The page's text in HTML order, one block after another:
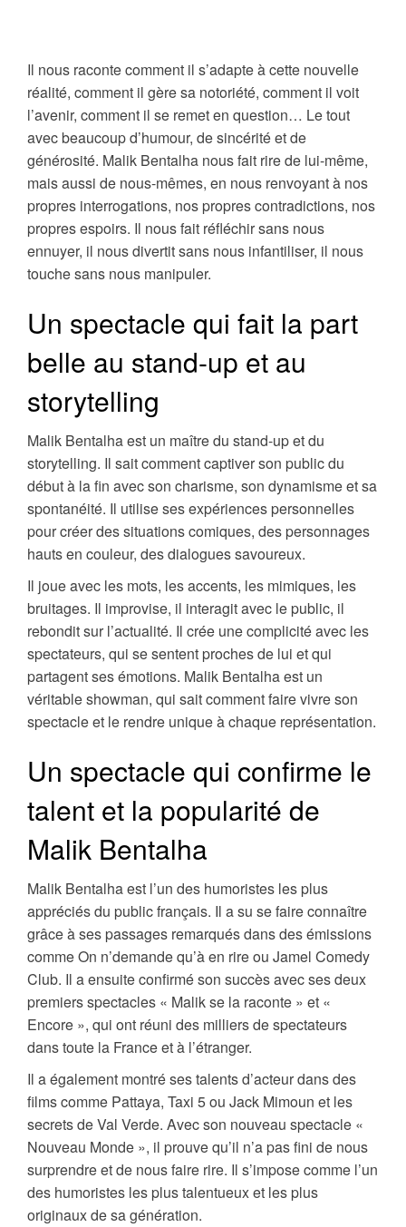
Il nous raconte comment il s’adapte à cette nouvelle
réalité, comment il gère sa notoriété, comment il voit
l’avenir, comment il se remet en question… Le tout
avec beaucoup d’humour, de sincérité et de
générosité. Malik Bentalha nous fait rire de lui-même,
mais aussi de nous-mêmes, en nous renvoyant à nos
propres interrogations, nos propres contradictions, nos
propres espoirs. Il nous fait réfléchir sans nous
ennuyer, il nous divertit sans nous infantiliser, il nous
touche sans nous manipuler.
Un spectacle qui fait la part
belle au stand-up et au
storytelling
Malik Bentalha est un maître du stand-up et du
storytelling. Il sait comment captiver son public du
début à la fin avec son charisme, son dynamisme et sa
spontanéité. Il utilise ses expériences personnelles
pour créer des situations comiques, des personnages
hauts en couleur, des dialogues savoureux.
Il joue avec les mots, les accents, les mimiques, les
bruitages. Il improvise, il interagit avec le public, il
rebondit sur l’actualité. Il crée une complicité avec les
spectateurs, qui se sentent proches de lui et qui
partagent ses émotions. Malik Bentalha est un
véritable showman, qui sait comment faire vivre son
spectacle et le rendre unique à chaque représentation.
Un spectacle qui confirme le
talent et la popularité de
Malik Bentalha
Malik Bentalha est l’un des humoristes les plus
appréciés du public français. Il a su se faire connaître
grâce à ses passages remarqués dans des émissions
comme On n’demande qu’à en rire ou Jamel Comedy
Club. Il a ensuite confirmé son succès avec ses deux
premiers spectacles « Malik se la raconte » et «
Encore », qui ont réuni des milliers de spectateurs
dans toute la France et à l’étranger.
Il a également montré ses talents d’acteur dans des
films comme Pattaya, Taxi 5 ou Jack Mimoun et les
secrets de Val Verde. Avec son nouveau spectacle «
Nouveau Monde », il prouve qu’il n’a pas fini de nous
surprendre et de nous faire rire. Il s’impose comme l’un
des humoristes les plus talentueux et les plus
originaux de sa génération.